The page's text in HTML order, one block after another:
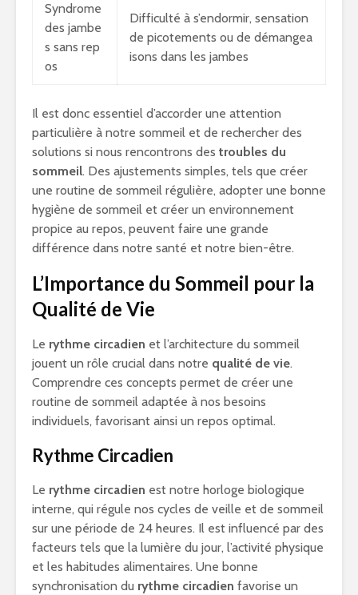
Syndrome
des jambe
s sans rep
os
Difficulté à s’endormir, sensation
de picotements ou de démangea
isons dans les jambes
Il est donc essentiel d’accorder une attention
particulière à notre sommeil et de rechercher des
solutions si nous rencontrons des troubles du
sommeil. Des ajustements simples, tels que créer
une routine de sommeil régulière, adopter une bonne
hygiène de sommeil et créer un environnement
propice au repos, peuvent faire une grande
différence dans notre santé et notre bien-être.
L’Importance du Sommeil pour la
Qualité de Vie
Le rythme circadien et l’architecture du sommeil
jouent un rôle crucial dans notre qualité de vie.
Comprendre ces concepts permet de créer une
routine de sommeil adaptée à nos besoins
individuels, favorisant ainsi un repos optimal.
Rythme Circadien
Le rythme circadien est notre horloge biologique
interne, qui régule nos cycles de veille et de sommeil
sur une période de 24 heures. Il est influencé par des
facteurs tels que la lumière du jour, l’activité physique
et les habitudes alimentaires. Une bonne
synchronisation du rythme circadien favorise un